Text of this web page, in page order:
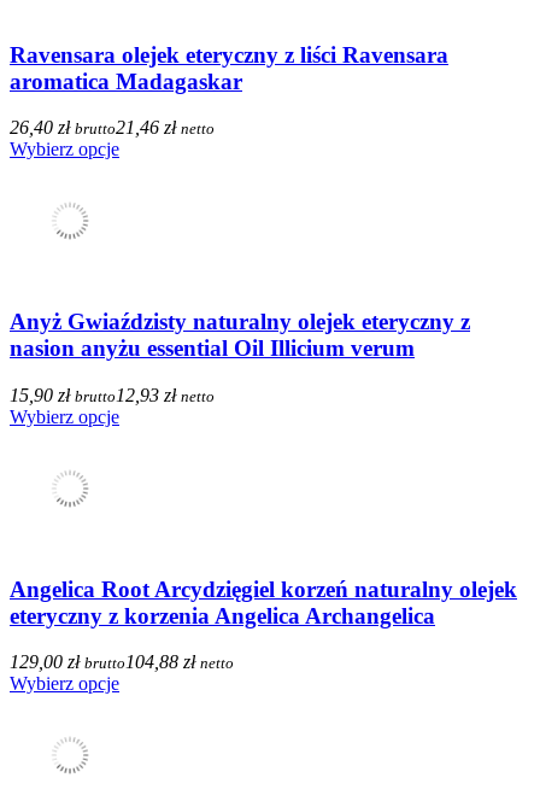
Ravensara olejek eteryczny z liści Ravensara
aromatica Madagaskar
26,40 zł brutto21,46 zł netto
Wybierz opcje
Anyż Gwiaździsty naturalny olejek eteryczny z
nasion anyżu essential Oil Illicium verum
15,90 zł brutto 12,93 zł netto
Wybierz opcje
Angelica Root Arcydzięgiel korzeń naturalny olejek
eteryczny z korzenia Angelica Archangelica
129,00 zł brutto 104,88 zł netto
Wybierz opcje